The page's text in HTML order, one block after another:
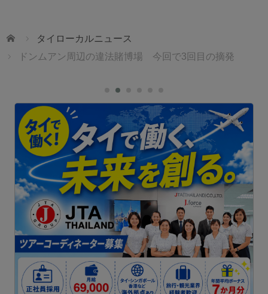
ホーム
タイローカルニュース
ドンムアン周辺の違法賭博場 今回で3回目の摘発